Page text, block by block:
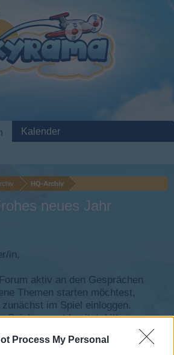
Process My Personal
HQ-Archiv
neues Jahr
in,
aktiv an den Gesprächen
Themen starten möchtest,
im Spiel einloggen.
Spielaccount besitzt, bitte
unserem Forum!„Zum Spiel“
Kalender